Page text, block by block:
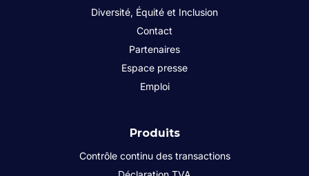
Diversité, Équité et Inclusion
Contact
Partenaires
Espace presse
Emploi
Produits
Contrôle continu des transactions